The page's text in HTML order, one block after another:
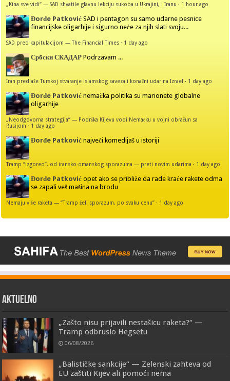
„Kina sve vidi“ — SAD shvatile glavnu lekciju sukoba u Ukrajini, i Iranu · 1 hour ago
Đorđe Patković SAD i pentagon su samo udarne pesnice
financijske oligarhije i sigurno neće za njih slati svoju...
SAD pred kapitulacijom — The Financial Times · 1 day ago
Србски СКАДАР Podrzavam ...
Iran predlaže Turskoj stvaranje islamskog saveza i konačni udar na Izrael · 1 day ago
Đorđe Patković nemačka politika su marionete globalne
oligarhije
„Neodgovorna strategija“ — Podrška Kijevu vodi Nemačku u vojni obračun sa
Rusijom · 1 day ago
Đorđe Patković najveći komedijaš u istoriji
Tramp “izgoreo”, od iransko-omanskog sporazuma — preti novim udarima · 1 day ago
Đorđe Patković opet ako se približe da rade kraće rakete odma
se zapali veš mašina na brodu
Nemaju više raketa — “Tramp želi sporazum, po svaku cenu” · 1 day ago
AKTUELNO
„Zašto nisu prijavili nestašicu raketa?“ —
Tramp odbrusio Hegsetu
06/08/2026
„Balističke sankcije“ — Zelenski zahteva od
EU zaštiti Kijev ali pomoći nema